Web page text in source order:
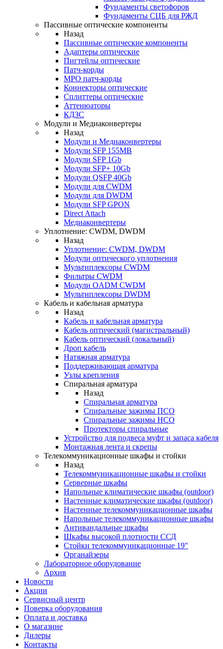
Фундаменты светофоров
Фундаменты СЦБ для РЖД
Пассивные оптические компоненты
Назад
Пассивные оптические компоненты
Адаптеры оптические
Пигтейлы оптические
Патч-корды
MPO патч-корды
Коннекторы оптические
Сплиттеры оптические
Аттенюаторы
КДЗС
Модули и Медиаконвертеры
Назад
Модули и Медиаконвертеры
Модули SFP 155MB
Модули SFP 1Gb
Модули SFP+ 10Gb
Модули QSFP 40Gb
Модули для CWDM
Модули для DWDM
Модули SFP GPON
Direct Attach
Медиаконвертеры
Уплотнение: CWDM, DWDM
Назад
Уплотнение: CWDM, DWDM
Модули оптического уплотнения
Мультиплексоры CWDM
Фильтры CWDM
Модули OADM CWDM
Мультиплексоры DWDM
Кабель и кабельная арматура
Назад
Кабель и кабельная арматура
Кабель оптический (магистральный)
Кабель оптический (локальный)
Дроп кабель
Натяжная арматура
Поддерживающая арматура
Узлы крепления
Спиральная арматура
Назад
Спиральная арматура
Спиральные зажимы ПСО
Спиральные зажимы НСО
Протекторы спиральные
Устройство для подвеса муфт и запаса кабеля
Монтажная лента и скрепы
Телекоммуникационные шкафы и стойки
Назад
Телекоммуникационные шкафы и стойки
Серверные шкафы
Напольные климатические шкафы (outdoor)
Настенные климатические шкафы (outdoor)
Настенные телекоммуникационные шкафы
Напольные телекоммуникационные шкафы
Антивандальные шкафы
Шкафы высокой плотности ССД
Стойки телекоммуникационные 19"
Органайзеры
Лабораторное оборудование
Архив
Новости
Акции
Сервисный центр
Поверка оборудования
Оплата и доставка
О магазине
Дилеры
Контакты